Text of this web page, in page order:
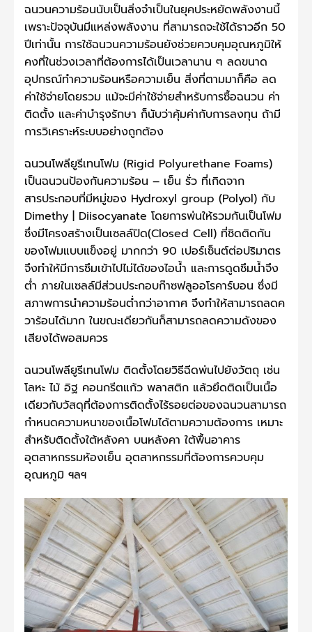
ฉนวนความร้อนนับเป็นสิ่งจำเป็นในยุคประหยัดพลังงานนี้
เพราะปัจจุบันมีแหล่งพลังงาน ที่สามารถจะใช้ได้ราวอีก 50
ปีเท่านั้น การใช้ฉนวนความร้อนยังช่วยควบคุมอุณหภูมิให้
คงที่ในช่วงเวลาที่ต้องการได้เป็นเวลานาน ๆ ลดขนาด
อุปกรณ์ทำความร้อนหรือความเย็น สิ่งที่ตามมาก็คือ ลด
ค่าใช้จ่ายโดยรวม แม้จะมีค่าใช้จ่ายสำหรับการซื้อฉนวน ค่า
ติดตั้ง และค่าบำรุงรักษา ก็นับว่าคุ้มค่ากับการลงทุน ถ้ามี
การวิเคราะห์ระบบอย่างถูกต้อง
ฉนวนโพลียูรีเทนโฟม (Rigid Polyurethane Foams)
เป็นฉนวนป้องกันความร้อน – เย็น รั่ว ที่เกิดจาก
สารประกอบที่มีหมู่ของ Hydroxyl group (Polyol) กับ
Dimethy | Diisocyanate โดยการพ่นให้รวมกันเป็นโฟม
ซึ่งมีโครงสร้างเป็นเซลล์ปิด(Closed Cell) ที่ชิดติดกัน
ของโฟมแบบแข็งอยู่ มากกว่า 90 เปอร์เซ็นต์ต่อปริมาตร
จึงทำให้มีการซึมเข้าไปไม่ได้ของไอน้ำ และการดูดซึมน้ำจึง
ต่ำ ภายในเซลล์มีส่วนประกอบก๊าซฟลูออโรคาร์บอน ซึ่งมี
สภาพการนำความร้อนต่ำกว่าอากาศ จึงทำให้สามารถลดค
วาร้อนได้มาก ในขณะเดียวกันก็สามารถลดความดังของ
เสียงได้พอสมควร
ฉนวนโพลียูรีเทนโฟม ติดตั้งโดยวิธีฉีดพ่นไปยังวัตถุ เช่น
โลหะ ไม้ อิฐ คอนกรีตแก้ว พลาสติก แล้วยึดติดเป็นเนื้อ
เดียวกับวัสดุที่ต้องการติดตั้งไร้รอยต่อของฉนวนสามารถ
กำหนดความหนาของเนื้อโฟมได้ตามความต้องการ เหมาะ
สำหรับติดตั้งใต้หลังคา บนหลังคา ใต้พื้นอาคาร
อุตสาหกรรมห้องเย็น อุตสาหกรรมที่ต้องการควบคุม
อุณหภูมิ ฯลฯ